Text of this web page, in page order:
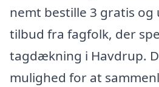
nemt bestille 3 gratis
tilbud fra fagfolk, der
tagdækning i Havdrup.
mulighed for at